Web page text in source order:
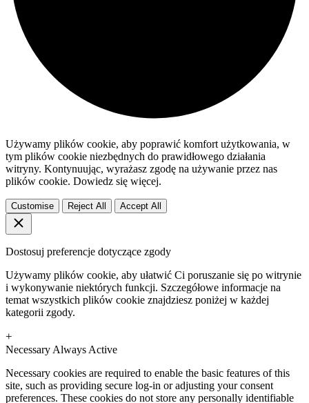
Używamy plików cookie, aby poprawić komfort użytkowania, w
tym plików cookie niezbędnych do prawidłowego działania
witryny. Kontynuując, wyrażasz zgodę na używanie przez nas
plików cookie. Dowiedz się więcej.
Customise Reject All Accept All
Dostosuj preferencje dotyczące zgody
Używamy plików cookie, aby ułatwić Ci poruszanie się po witrynie
i wykonywanie niektórych funkcji. Szczegółowe informacje na
temat wszystkich plików cookie znajdziesz poniżej w każdej
kategorii zgody.
+
Necessary Always Active
Necessary cookies are required to enable the basic features of this
site, such as providing secure log-in or adjusting your consent
preferences. These cookies do not store any personally identifiable